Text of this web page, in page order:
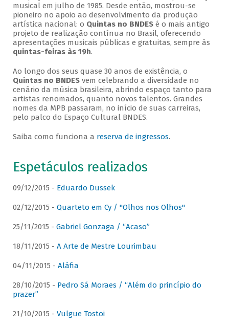
musical em julho de 1985. Desde então, mostrou-se
pioneiro no apoio ao desenvolvimento da produção
artística nacional: o Quintas no BNDESé o mais antigo
projeto de realização contínua no Brasil, oferecendo
apresentações musicais públicas e gratuitas, sempre às
quintas-feiras às 19h.
Ao longo dos seus quase 30 anos de existência, o
Quintas no BNDESvem celebrando a diversidade no
cenário da música brasileira, abrindo espaço tanto para
artistas renomados, quanto novos talentos. Grandes
nomes da MPB passaram, no início de suas carreiras,
pelo palco do Espaço Cultural BNDES.
Saiba como funciona a reserva de ingressos.
Espetáculos realizados
09/12/2015 - Eduardo Dussek
02/12/2015 - Quarteto em Cy / "Olhos nos Olhos"
25/11/2015 - Gabriel Gonzaga / “Acaso”
18/11/2015 - A Arte de Mestre Lourimbau
04/11/2015 - Aláfia
28/10/2015 - Pedro Sá Moraes / “Além do princípio do
prazer”
21/10/2015 - Vulgue Tostoi